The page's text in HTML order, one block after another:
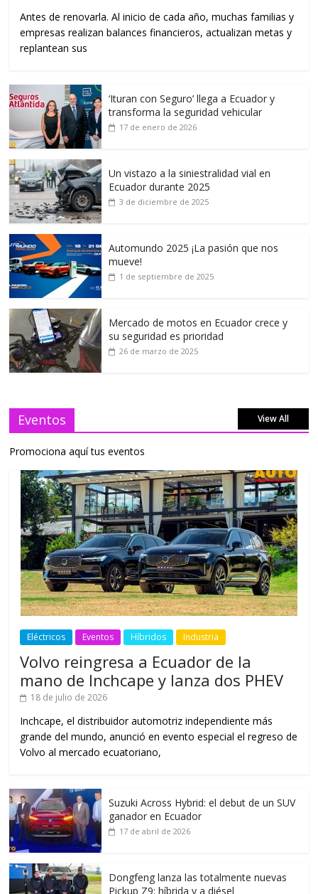
Antes de renovarla. Al inicio de cada año, muchas familias y
empresas realizan balances financieros, actualizan metas y
replantean sus
‘Ituran con Seguro’ llega a Ecuador y
transforma la seguridad vehicular
17 de enero de 2026
Un vistazo a la siniestralidad vial en
Ecuador durante 2025
3 de diciembre de 2025
Automundo 2025 ¡La pasión que nos
mueve!
1 de septiembre de 2025
Mercado de motos en Ecuador crece y
su seguridad es prioridad
26 de marzo de 2025
Eventos View All
Promociona aquí tus eventos
Eléctricos Eventos Híbridos Industria
Volvo reingresa a Ecuador de la
mano de Inchcape y lanza dos PHEV
18 de julio de 2026
Inchcape, el distribuidor automotriz independiente más
grande del mundo, anunció en evento especial el regreso de
Volvo al mercado ecuatoriano,
Suzuki Across Hybrid: el debut de un SUV
ganador en Ecuador
17 de abril de 2026
Dongfeng lanza las totalmente nuevas
Pickup Z9: híbrida y a diésel